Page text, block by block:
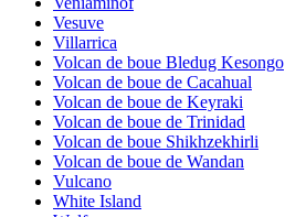
Vesuve
Villarrica
Volcan de boue Bledug Kesongo
Volcan de boue de Cacahual
Volcan de boue de Keyraki
Volcan de boue de Trinidad
Volcan de boue Shikhzekhirli
Volcan de boue de Wandan
Vulcano
White Island